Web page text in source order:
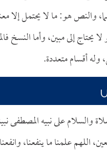
والنص هو: ما لا يحتمل إلا
إلى مبين، وأما النسخ
وله أقسام متعددة.
والسلام على نبيه المصطفى
اللهم علمنا ما ينفعنا،